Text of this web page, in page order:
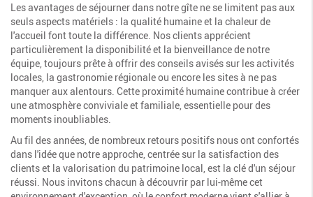
Les avantages de séjourner dans notre gîte ne se limitent pas aux
seuls aspects matériels : la qualité humaine et la chaleur de
l'accueil font toute la différence. Nos clients apprécient
particulièrement la disponibilité et la bienveillance de notre
équipe, toujours prête à offrir des conseils avisés sur les activités
locales, la gastronomie régionale ou encore les sites à ne pas
manquer aux alentours. Cette proximité humaine contribue à créer
une atmosphère conviviale et familiale, essentielle pour des
moments inoubliables.
Au fil des années, de nombreux retours positifs nous ont confortés
dans l'idée que notre approche, centrée sur la satisfaction des
clients et la valorisation du patrimoine local, est la clé d'un séjour
réussi. Nous invitons chacun à découvrir par lui-même cet